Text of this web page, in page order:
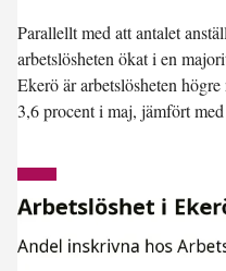
Parallellt med att antalet
arbetslösheten ökat i en
Ekerö är arbetslösheten
3,6 procent i maj, jämfört